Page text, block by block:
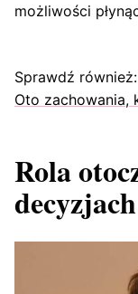
możliwości
Sprawdź również:
Oto zachowania,
Rola